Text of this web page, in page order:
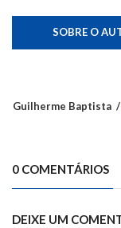
SOBRE O
Guilherme Baptista
0 COMENTÁRIOS
DEIXE UM